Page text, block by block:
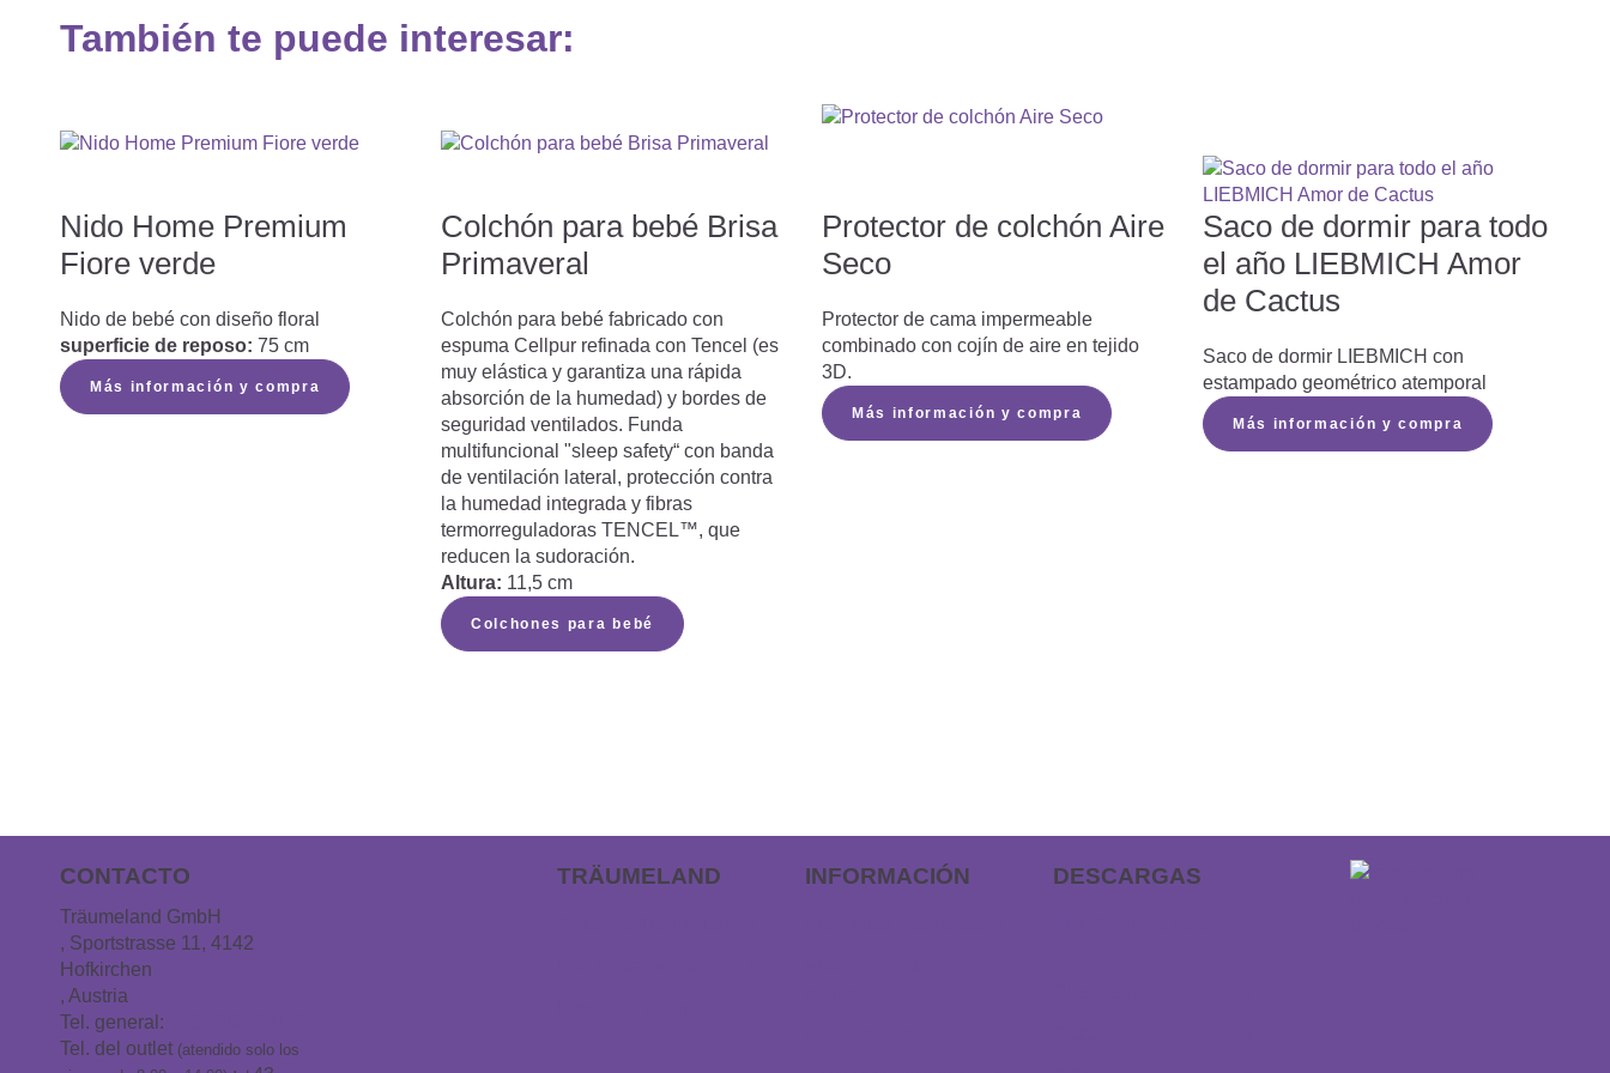
También te puede interesar:
Nido Home Premium
Fiore verde
Nido de bebé con diseño floral
superficie de reposo: 75 cm
Más información y compra
Colchón para bebé Brisa
Primaveral
Colchón para bebé fabricado con
espuma Cellpur refinada con Tencel (es
muy elástica y garantiza una rápida
absorción de la humedad) y bordes de
seguridad ventilados. Funda
multifuncional "sleep safety“ con banda
de ventilación lateral, protección contra
la humedad integrada y fibras
termorreguladoras TENCEL™, que
reducen la sudoración.
Altura: 11,5 cm
Colchones para bebé
Protector de colchón Aire
Seco
Protector de cama impermeable
combinado con cojín de aire en tejido
3D.
Más información y compra
Saco de dormir para todo
el año LIEBMICH Amor
de Cactus
Saco de dormir LIEBMICH con
estampado geométrico atemporal
Más información y compra
CONTACTO
Träumeland GmbH
, Sportstrasse 11, 4142
Hofkirchen
, Austria
Tel. general:
Tel. del outlet (atendido solo los
TRÄUMELAND INFORMACIÓN DESCARGAS